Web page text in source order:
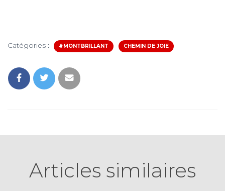
Catégories : #MONTBRILLANT CHEMIN DE JOIE
Articles similaires